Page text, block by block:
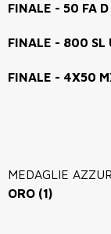
FINALE - 50 FA D
FINALE - 800 SL
FINALE - 4X50
MEDAGLIE
ORO (1)